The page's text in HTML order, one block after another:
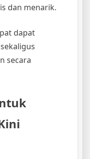
dan menarik.
dapat
secara